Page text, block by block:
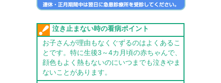
泣き止まない時の看病ポイント
お子さんが理由もなくぐずるのはよくあるこ
とです。特に生後3～4カ月頃の赤ちゃんで、
顔色もよく熱もないのにいつまでも泣きやま
ないことがあります。